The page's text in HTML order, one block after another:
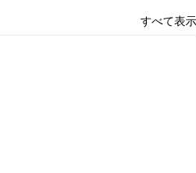
すべて表示